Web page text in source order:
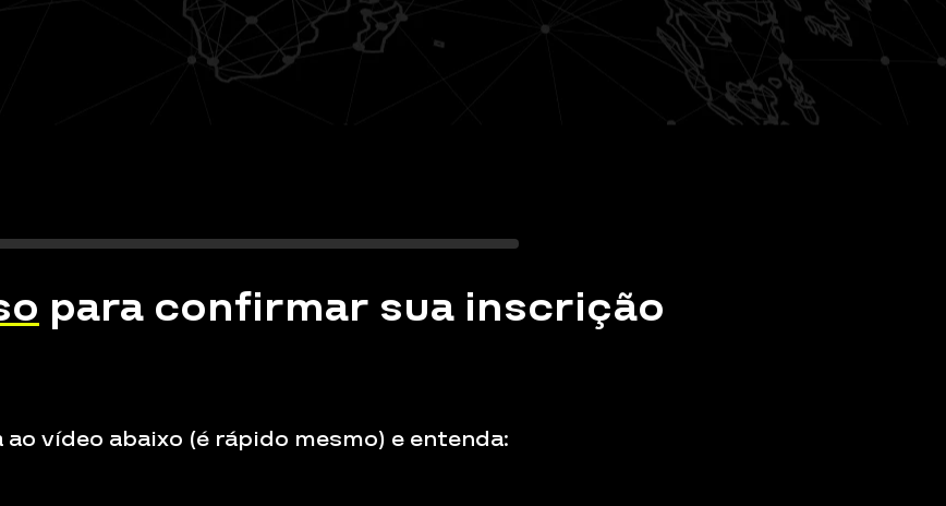
para confirmar sua inscrição
vídeo abaixo (é rápido mesmo) e entenda: